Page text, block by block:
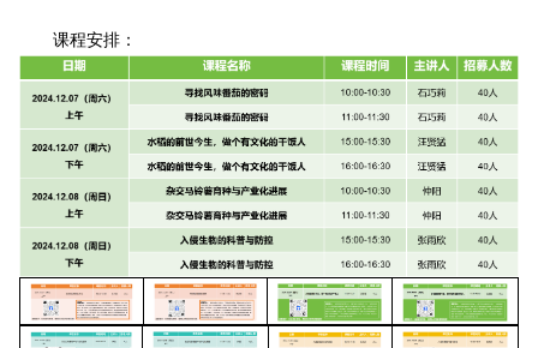
课程安排：